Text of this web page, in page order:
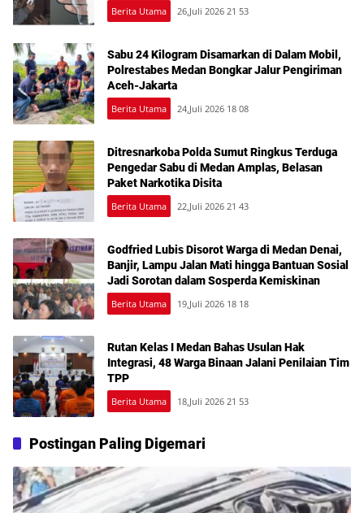
Berita Utama 26,Juli 2026 21 53
Sabu 24 Kilogram Disamarkan di Dalam Mobil,
Polrestabes Medan Bongkar Jalur Pengiriman
Aceh-Jakarta
Berita Utama 24,Juli 2026 18 08
Ditresnarkoba Polda Sumut Ringkus Terduga
Pengedar Sabu di Medan Amplas, Belasan
Paket Narkotika Disita
Berita Utama 22,Juli 2026 21 43
Godfried Lubis Disorot Warga di Medan Denai,
Banjir, Lampu Jalan Mati hingga Bantuan Sosial
Jadi Sorotan dalam Sosperda Kemiskinan
Berita Utama 19,Juli 2026 18 18
Rutan Kelas I Medan Bahas Usulan Hak
Integrasi, 48 Warga Binaan Jalani Penilaian Tim
TPP
Berita Utama 18,Juli 2026 21 53
Postingan Paling Digemari